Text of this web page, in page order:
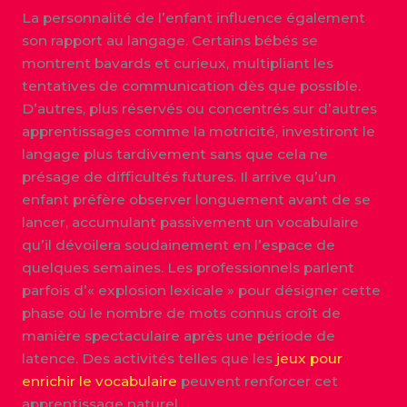
La personnalité de l’enfant influence également
son rapport au langage. Certains bébés se
montrent bavards et curieux, multipliant les
tentatives de communication dès que possible.
D’autres, plus réservés ou concentrés sur d’autres
apprentissages comme la motricité, investiront le
langage plus tardivement sans que cela ne
présage de difficultés futures. Il arrive qu’un
enfant préfère observer longuement avant de se
lancer, accumulant passivement un vocabulaire
qu’il dévoilera soudainement en l’espace de
quelques semaines. Les professionnels parlent
parfois d’« explosion lexicale » pour désigner cette
phase où le nombre de mots connus croît de
manière spectaculaire après une période de
latence. Des activités telles que les jeux pour
enrichir le vocabulaire peuvent renforcer cet
apprentissage naturel.